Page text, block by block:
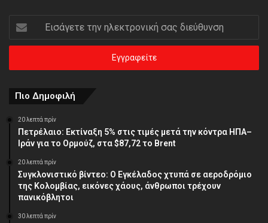
Εισάγετε
την
ηλεκτρονική
διεύθυνση
Πιο Δημοφιλή
20 λεπτά πρίν
Πετρέλαιο: Εκτίναξη 5% στις τιμές μετά την κόντρα ΗΠΑ–
Ιράν για το Ορμούζ, στα $87,72 το Brent
20 λεπτά πρίν
Συγκλονιστικό βίντεο: Ο Εγκέλαδος χτυπά σε αεροδρόμιο
της Κολομβίας, εικόνες χάους, άνθρωποι τρέχουν
πανικόβλητοι
30 λεπτά πρίν